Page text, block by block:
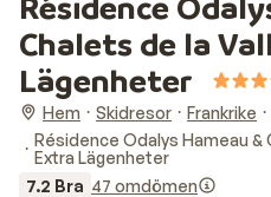
Chalets de la
Lägenheter
Hem Skidresor Frankrike
Résidence Odalys Hameau &
Extra Lägenheter
7.2 Bra 47 omdömen